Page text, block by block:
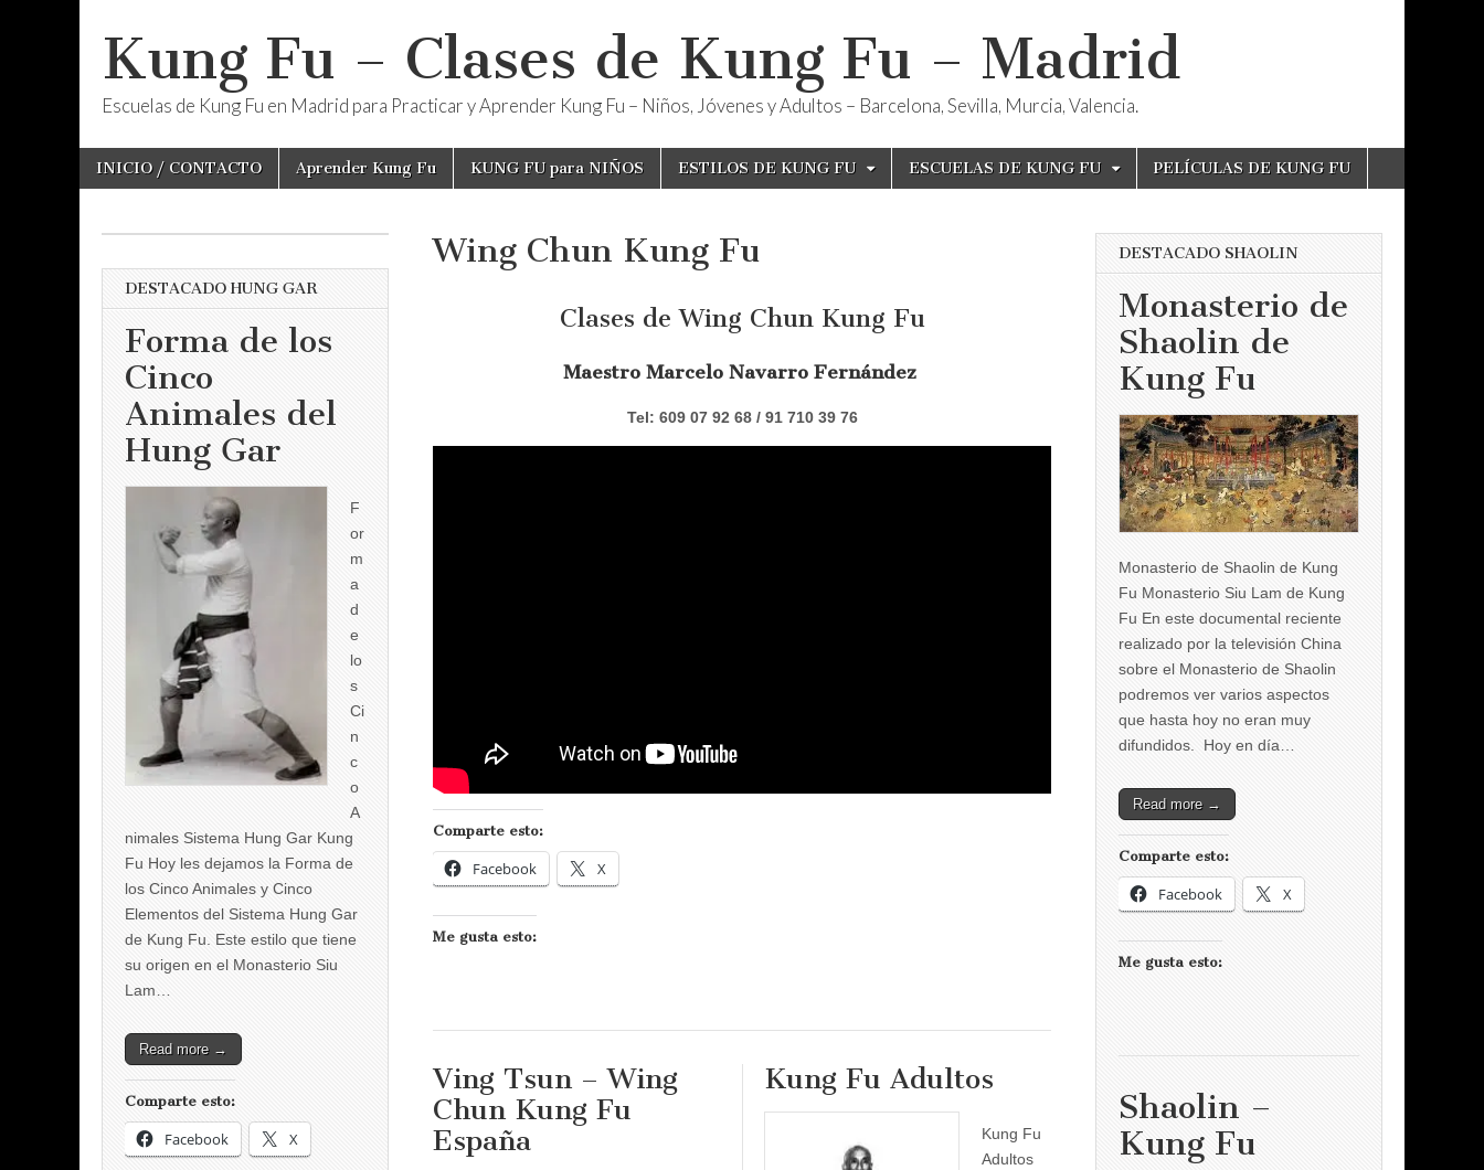
Kung Fu – Clases de Kung Fu – Madrid
Escuelas de Kung Fu en Madrid para Practicar y Aprender Kung Fu – Niños, Jóvenes y Adultos – Barcelona, Sevilla, Murcia, Valencia.
Main
menu
Skip
INICIO / CONTACTO Aprender Kung Fu KUNG FU para NIÑOS ESTILOS DE KUNG FU ESCUELAS DE KUNG FU PELÍCULAS DE KUNG FU
Wing Chun Kung Fu
Clases de Wing Chun Kung Fu
Maestro Marcelo Navarro Fernández
Tel: 609 07 92 68 / 91 710 39 76
Comparte esto:
Facebook X
Me gusta esto:
Ving Tsun – Wing
Chun Kung Fu
España
Kung Fu Adultos
Kung Fu
Adultos
DESTACADO HUNG GAR
Forma de los
Cinco
Animales del
Hung Gar
F
or
m
a
d
e
lo
s
Ci
n
c
o
A
nimales Sistema Hung Gar Kung
Fu Hoy les dejamos la Forma de
los Cinco Animales y Cinco
Elementos del Sistema Hung Gar
de Kung Fu. Este estilo que tiene
su origen en el Monasterio Siu
Lam…
Read more →
Comparte esto:
Facebook X
DESTACADO SHAOLIN
Monasterio de
Shaolin de
Kung Fu
Monasterio de Shaolin de Kung
Fu Monasterio Siu Lam de Kung
Fu En este documental reciente
realizado por la televisión China
sobre el Monasterio de Shaolin
podremos ver varios aspectos
que hasta hoy no eran muy
difundidos. Hoy en día…
Read more →
Comparte esto:
Facebook X
Me gusta esto:
Shaolin –
Kung Fu